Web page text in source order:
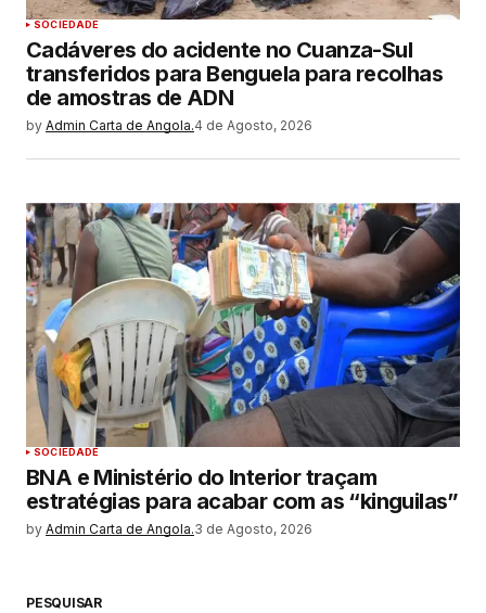
SOCIEDADE
Cadáveres do acidente no Cuanza-Sul
transferidos para Benguela para recolhas
de amostras de ADN
by Admin Carta de Angola.4 de Agosto, 2026
SOCIEDADE
BNA e Ministério do Interior traçam
estratégias para acabar com as “kinguilas”
by Admin Carta de Angola.3 de Agosto, 2026
PESQUISAR